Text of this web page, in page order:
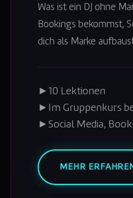
Was ist ein DJ ohne
Bookings bekommst,
dich als Marke
► 10 Lektionen
► Im Gruppenkurs
► Social Media,
MEHR